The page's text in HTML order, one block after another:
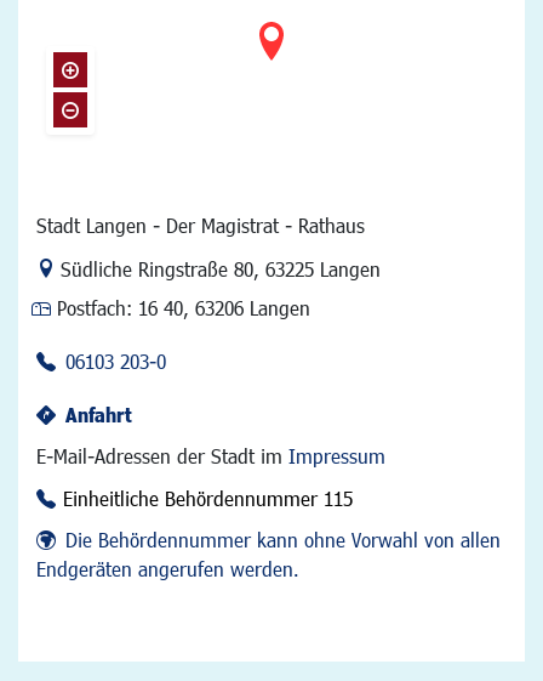
Stadt Langen - Der Magistrat - Rathaus
Link zur Google-Maps Navigation
Südliche Ringstraße 80, 63225 Langen
Postfach: 16 40, 63206 Langen
06103 203-0
Anfahrt
E-Mail-Adressen der Stadt im Impressum
Einheitliche Behördennummer 115
Die Behördennummer kann ohne Vorwahl von allen
Endgeräten angerufen werden.